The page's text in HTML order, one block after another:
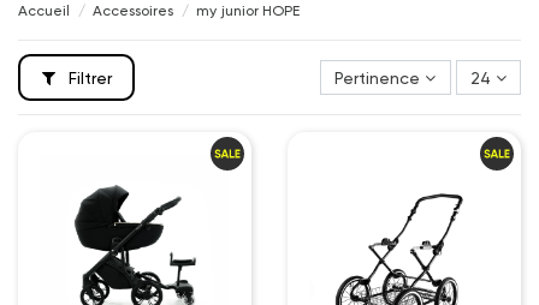
Accueil Accessoires my junior HOPE
Filtrer Pertinence 24